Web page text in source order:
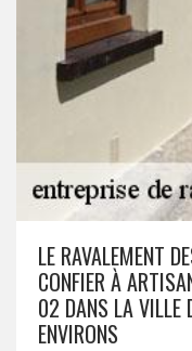
LE RAVALEMENT
CONFIER À
02 DANS LA VILLE
ENVIRONS